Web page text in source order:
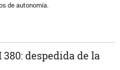
de autonomía.
despedida de la